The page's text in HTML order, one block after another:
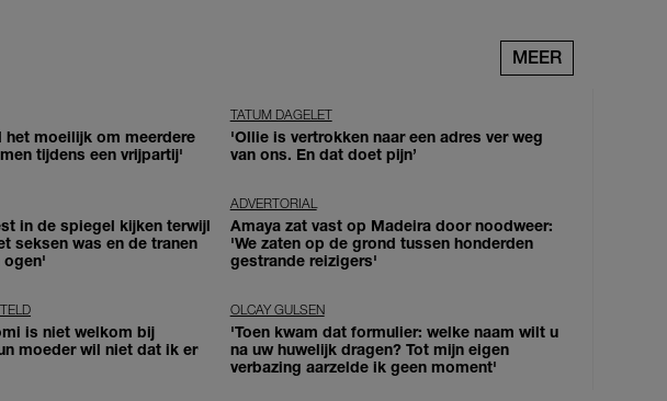
MEER
het moeilijk om meerdere
tijdens een vrijpartij'
TATUM DAGELET
'Ollie is vertrokken naar een adres ver weg
van ons. En dat doet pijn’
in de spiegel kijken terwijl
seksen was en de tranen
ogen'
ADVERTORIAL
Amaya zat vast op Madeira door noodweer:
'We zaten op de grond tussen honderden
gestrande reizigers'
is niet welkom bij
moeder wil niet dat ik er
OLCAY GULSEN
'Toen kwam dat formulier: welke naam wilt u
na uw huwelijk dragen? Tot mijn eigen
verbazing aarzelde ik geen moment'